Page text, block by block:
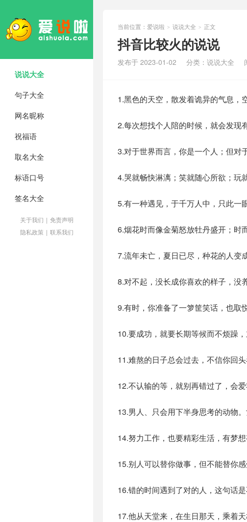
说说大全
句子大全
网名昵称
祝福语
取名大全
标语口号
签名大全
关于我们 | 免责声明
隐私政策 | 联系我们
当前位置： 爱说啦 > 说说大全 > 正文
抖音比较火的说说
发布于 2023-01-02 分类： 说说大全
1.黑色的天空，散发着诡异的气息，
2.每次想找个人陪的时候，就会发现
3.对于世界而言，你是一个人；但对
4.哭就畅快淋漓；笑就随心所欲；玩
5.有一种遇见，于千万人中，只此一
6.烟花时而像金菊怒放牡丹盛开；时
7.流年未亡，夏日已尽，种花的人变
8.对不起，没长成你喜欢的样子，没
9.有时，你准备了一箩筐笑话，也取
10.要成功，就要长期等候而不烦躁
11.难熬的日子总会过去，不信你回
12.不认输的等，就别再错过了，会
13.男人、只会用下半身思考的动物
14.努力工作，也要精彩生活，有梦
15.别人可以替你做事，但不能替你
16.错的时间遇到了对的人，这句话
17.他从天堂来，在生日那天，乘着